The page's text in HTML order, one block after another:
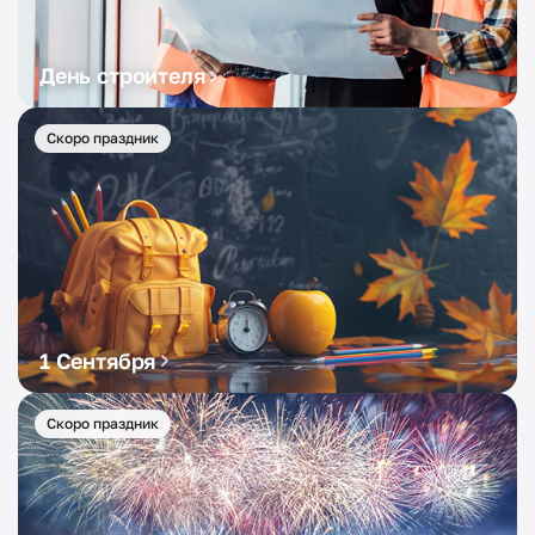
День строителя
Скоро праздник
1 Сентября
Скоро праздник